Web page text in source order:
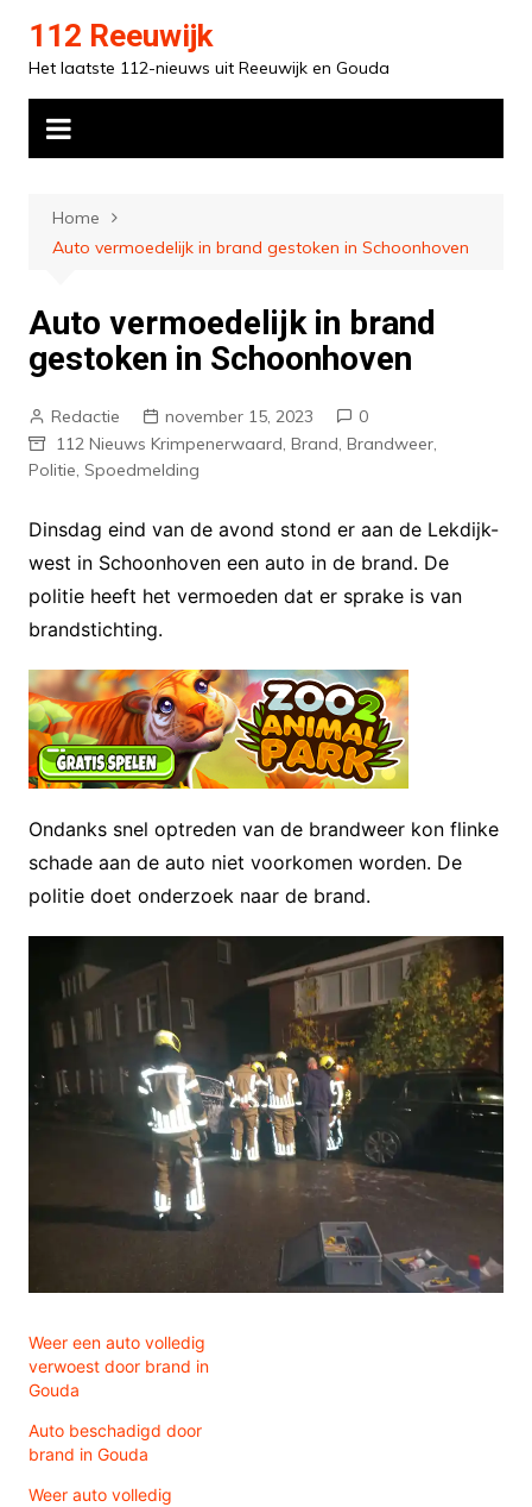
inhoud
112 Reeuwijk
Het laatste 112-nieuws uit Reeuwijk en Gouda
Home
Auto vermoedelijk in brand gestoken in Schoonhoven
Auto vermoedelijk in brand
gestoken in Schoonhoven
Redactie november 15, 2023
0
112 Nieuws Krimpenerwaard, Brand, Brandweer,
Politie, Spoedmelding
Dinsdag eind van de avond stond er aan de Lekdijk-
west in Schoonhoven een auto in de brand. De
politie heeft het vermoeden dat er sprake is van
brandstichting.
Ondanks snel optreden van de brandweer kon flinke
schade aan de auto niet voorkomen worden. De
politie doet onderzoek naar de brand.
Weer een auto volledig
verwoest door brand in
Gouda
Auto beschadigd door
brand in Gouda
Weer auto volledig